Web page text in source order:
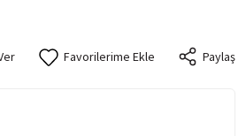
Paylaş